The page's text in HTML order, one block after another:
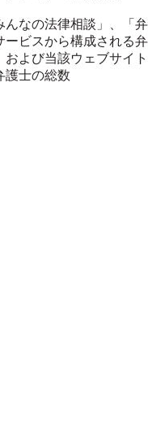
なの法律相談」、「弁
ービスから構成される弁
よび当該ウェブサイト
護士の総数